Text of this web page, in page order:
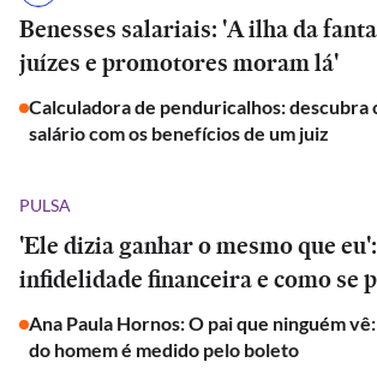
Benesses salariais: 'A ilha da
juízes e promotores moram lá'
Calculadora de penduricalhos: descubra
salário com os benefícios de um juiz
PULSA
'Ele dizia ganhar o mesmo que
infidelidade financeira e como se
Ana Paula Hornos: O pai que ninguém
do homem é medido pelo boleto